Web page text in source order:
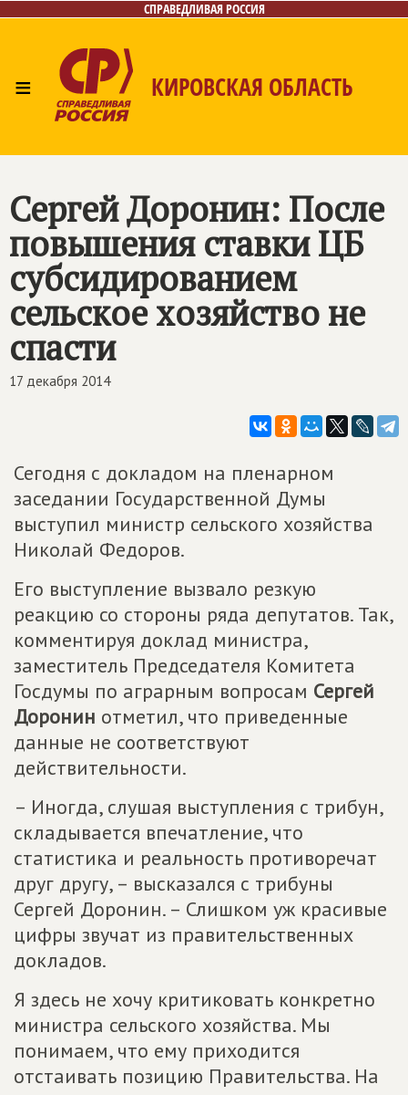
СПРАВЕДЛИВАЯ РОССИЯ
≡ КИРОВСКАЯ ОБЛАСТЬ
Сергей Доронин: После
повышения ставки ЦБ
субсидированием
сельское хозяйство не
спасти
17 декабря 2014
Сегодня с докладом на пленарном
заседании Государственной Думы
выступил министр сельского хозяйства
Николай Федоров.
Его выступление вызвало резкую
реакцию со стороны ряда депутатов. Так,
комментируя доклад министра,
заместитель Председателя Комитета
Госдумы по аграрным вопросам Сергей
Доронин отметил, что приведенные
данные не соответствуют
действительности.
– Иногда, слушая выступления с трибун,
складывается впечатление, что
статистика и реальность противоречат
друг другу, – высказался с трибуны
Сергей Доронин. – Слишком уж красивые
цифры звучат из правительственных
докладов.
Я здесь не хочу критиковать конкретно
министра сельского хозяйства. Мы
понимаем, что ему приходится
отстаивать позицию Правительства. На